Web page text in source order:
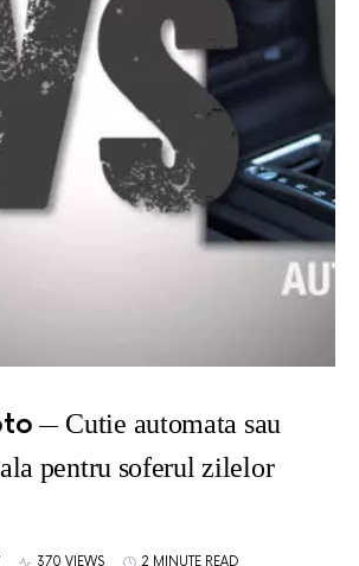
Cutie automata sau
pentru soferul zilelor
370 VIEWS 2 MINUTE READ